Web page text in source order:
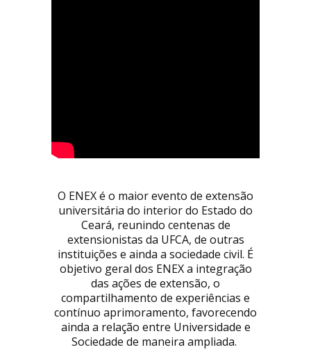
O ENEX é o maior evento de extensão
universitária do interior do Estado do
Ceará, reunindo centenas de
extensionistas da UFCA, de outras
instituições e ainda a sociedade civil. É
objetivo geral dos ENEX a integração
das ações de extensão, o
compartilhamento de experiências e
contínuo aprimoramento, favorecendo
ainda a relação entre Universidade e
Sociedade de maneira ampliada.